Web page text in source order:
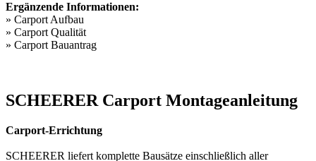
Ergänzende Informationen:
» Carport Aufbau
» Carport Qualität
» Carport Bauantrag
SCHEERER Carport Montageanleitung
Carport-Errichtung
SCHEERER liefert komplette Bausätze einschließlich aller